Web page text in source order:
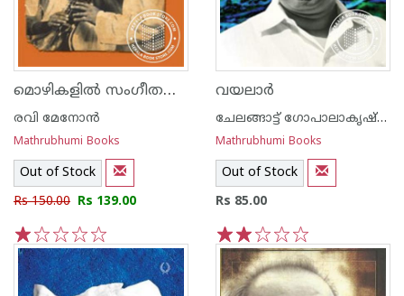
മൊഴികളില്‍ സംഗീതമായ്‌
രവി മേനോന്‍
Mathrubhumi Books
Out of Stock
Rs 150.00 Rs 139.00
5
4
3
2
1
വയലാര്‍
ചേലങ്ങാട്ട് ഗോപാലാകൃഷ്ണ‌ന്‍
Mathrubhumi Books
Out of Stock
Rs 85.00
5
4
3
2
1